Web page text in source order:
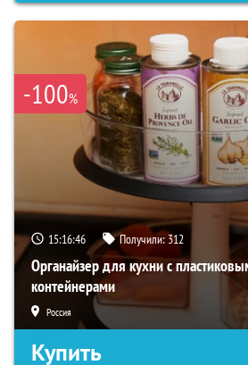
-100%
15:16:45 Получили: 312
Органайзер для кухни с
контейнерами
Россия
Купить